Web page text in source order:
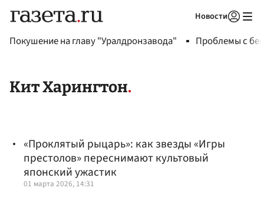
Новости
Покушение на главу "Уралдронзавода" Проблемы с
Кит Харингтон
«Проклятый рыцарь»: как звезды «Игры
престолов» переснимают культовый
японский ужастик
01 марта 2026, 14:31